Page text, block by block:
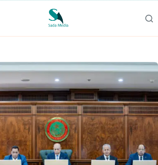
إلى
المحتوى